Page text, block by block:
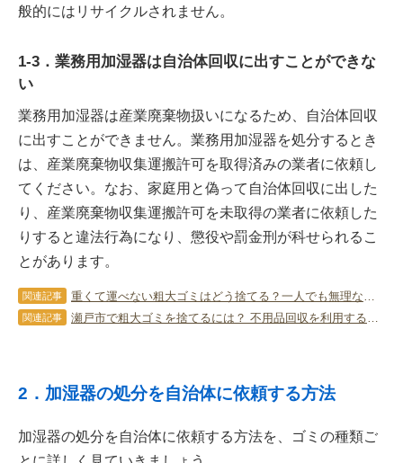
般的にはリサイクルされません。
1-3．業務用加湿器は自治体回収に出すことができな
い
業務用加湿器は産業廃棄物扱いになるため、自治体回収
に出すことができません。業務用加湿器を処分するとき
は、産業廃棄物収集運搬許可を取得済みの業者に依頼し
てください。なお、家庭用と偽って自治体回収に出した
り、産業廃棄物収集運搬許可を未取得の業者に依頼した
りすると違法行為になり、懲役や罰金刑が科せられるこ
とがあります。
関連記事
関連記事
2．加湿器の処分を自治体に依頼する方法
加湿器の処分を自治体に依頼する方法を、ゴミの種類ご